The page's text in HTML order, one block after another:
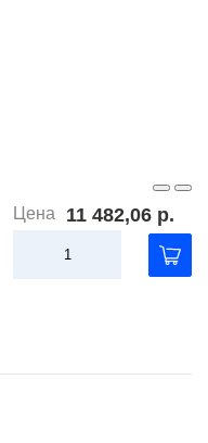
Цена 11 482,06 р.